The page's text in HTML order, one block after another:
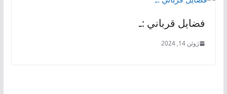
فضايل قرباني :ـ
ژوئن 14, 2024